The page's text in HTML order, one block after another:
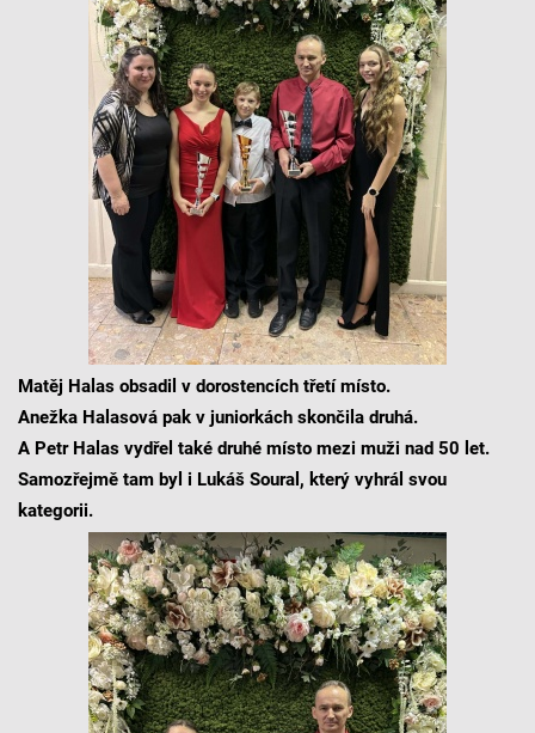
Matěj Halas obsadil v dorostencích třetí místo.
Anežka Halasová pak v juniorkách skončila druhá.
A Petr Halas vydřel také druhé místo mezi muži nad 50 let.
Samozřejmě tam byl i Lukáš Soural, který vyhrál svou
kategorii.